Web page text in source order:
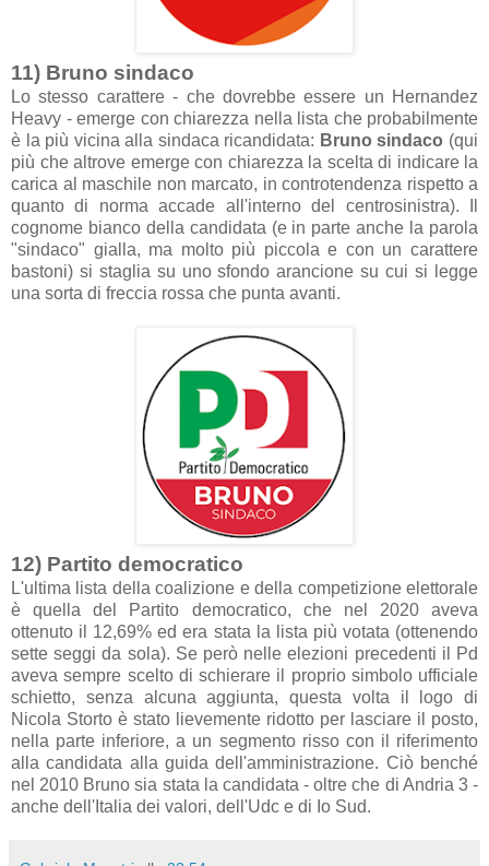
11) Bruno sindaco
Lo stesso carattere - che dovrebbe essere un Hernandez
Heavy - emerge con chiarezza nella lista che probabilmente
è la più vicina alla sindaca ricandidata: Bruno sindaco (qui
più che altrove emerge con chiarezza la scelta di indicare la
carica al maschile non marcato, in controtendenza rispetto a
quanto di norma accade all'interno del centrosinistra). Il
cognome bianco della candidata (e in parte anche la parola
"sindaco" gialla, ma molto più piccola e con un carattere
bastoni) si staglia su uno sfondo arancione su cui si legge
una sorta di freccia rossa che punta avanti.
12) Partito democratico
L'ultima lista della coalizione e della competizione elettorale
è quella del Partito democratico, che nel 2020 aveva
ottenuto il 12,69% ed era stata la lista più votata (ottenendo
sette seggi da sola). Se però nelle elezioni precedenti il Pd
aveva sempre scelto di schierare il proprio simbolo ufficiale
schietto, senza alcuna aggiunta, questa volta il logo di
Nicola Storto è stato lievemente ridotto per lasciare il posto,
nella parte inferiore, a un segmento risso con il riferimento
alla candidata alla guida dell'amministrazione. Ciò benché
nel 2010 Bruno sia stata la candidata - oltre che di Andria 3 -
anche dell'Italia dei valori, dell'Udc e di Io Sud.